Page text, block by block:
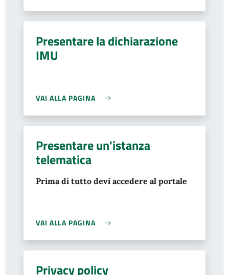
Presentare la dichiarazione
IMU
VAI ALLA PAGINA
Presentare un'istanza
telematica
Prima di tutto devi accedere al portale
VAI ALLA PAGINA
Privacy policy